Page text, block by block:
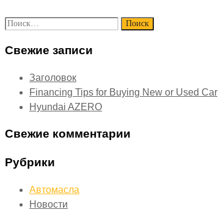
Найти:
Свежие записи
Заголовок
Financing Tips for Buying New or Used Car
Hyundai AZERO
Свежие комментарии
Рубрики
Автомасла
Новости